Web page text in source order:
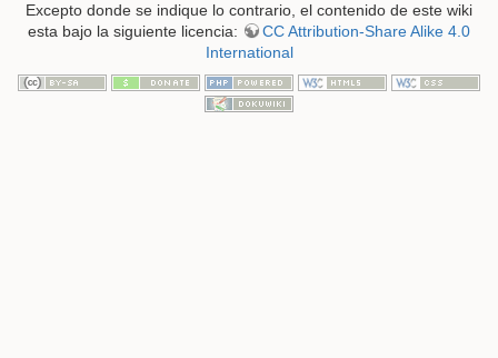
Excepto donde se indique lo contrario, el contenido de este wiki
esta bajo la siguiente licencia:
CC Attribution-Share Alike 4.0
International